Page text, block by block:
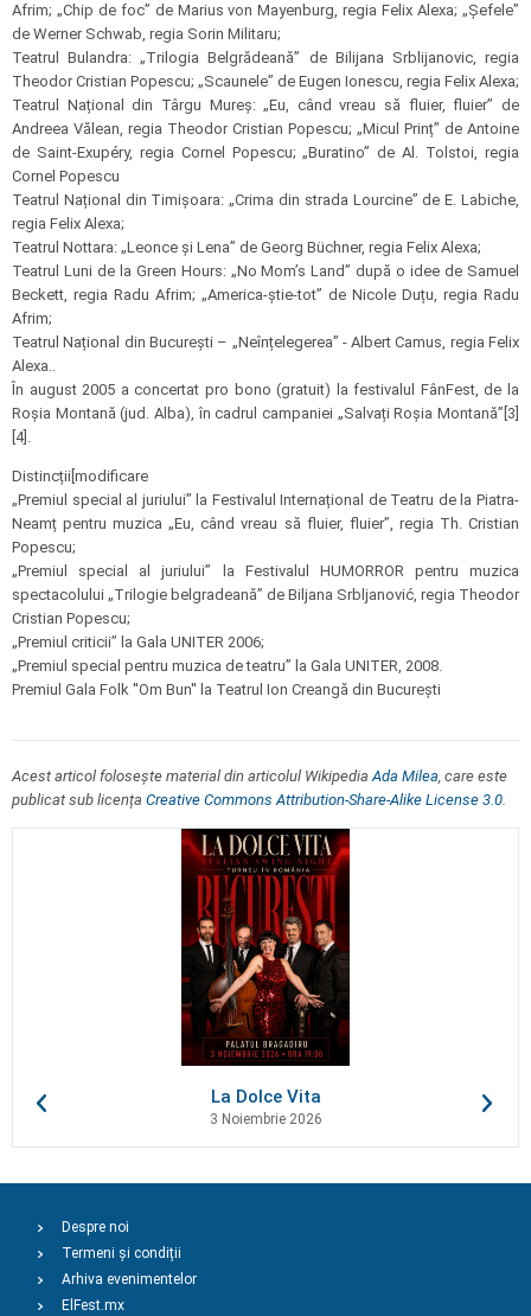
Afrim; „Chip de foc” de Marius von Mayenburg, regia Felix Alexa; „Șefele”
de Werner Schwab, regia Sorin Militaru;
Teatrul Bulandra: „Trilogia Belgrădeană” de Bilijana Srblijanovic, regia
Theodor Cristian Popescu; „Scaunele” de Eugen Ionescu, regia Felix Alexa;
Teatrul Național din Târgu Mureș: „Eu, când vreau să fluier, fluier” de
Andreea Vălean, regia Theodor Cristian Popescu; „Micul Prinț” de Antoine
de Saint-Exupéry, regia Cornel Popescu; „Buratino” de Al. Tolstoi, regia
Cornel Popescu
Teatrul Național din Timișoara: „Crima din strada Lourcine” de E. Labiche,
regia Felix Alexa;
Teatrul Nottara: „Leonce și Lena” de Georg Büchner, regia Felix Alexa;
Teatrul Luni de la Green Hours: „No Mom’s Land” după o idee de Samuel
Beckett, regia Radu Afrim; „America-știe-tot” de Nicole Duțu, regia Radu
Afrim;
Teatrul Național din București – „Neînțelegerea” - Albert Camus, regia Felix
Alexa..
În august 2005 a concertat pro bono (gratuit) la festivalul FânFest, de la
Roșia Montană (jud. Alba), în cadrul campaniei „Salvați Roșia Montană”[3]
[4].
Distincții[modificare
„Premiul special al juriului” la Festivalul Internațional de Teatru de la Piatra-
Neamț pentru muzica „Eu, când vreau să fluier, fluier”, regia Th. Cristian
Popescu;
„Premiul special al juriului” la Festivalul HUMORROR pentru muzica
spectacolului „Trilogie belgradeană” de Biljana Srbljanović, regia Theodor
Cristian Popescu;
„Premiul criticii” la Gala UNITER 2006;
„Premiul special pentru muzica de teatru” la Gala UNITER, 2008.
Premiul Gala Folk ''Om Bun'' la Teatrul Ion Creangă din București
Acest articol folosește material din articolul WikipediaAda Milea, care este
publicat sub licența Creative Commons Attribution-Share-Alike License 3.0.
La Dolce Vita
3 Noiembrie 2026
Despre noi
Termeni și condiții
Arhiva evenimentelor
ElFest.mx